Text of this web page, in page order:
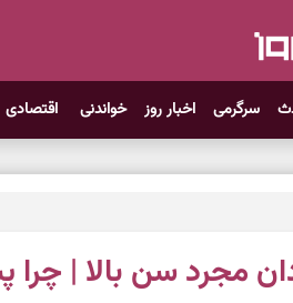
سرگرمی اخبار روز خواندنی اقتصادی